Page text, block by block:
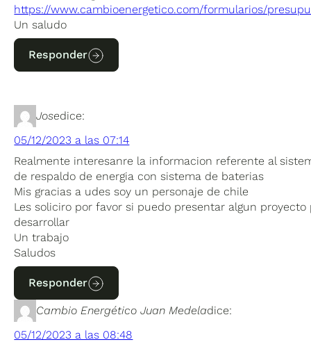
https://www.cambioenergetico.com/formularios/
Un saludo
Responder
Josedice:
05/12/2023 a las 07:14
Realmente interesanre la informacion referente al
de respaldo de energia con sistema de baterias
Mis gracias a udes soy un personaje de chile
Les soliciro por favor si puedo presentar algun proyecto
desarrollar
Un trabajo
Saludos
Responder
Cambio Energético Juan Medeladice:
05/12/2023 a las 08:48